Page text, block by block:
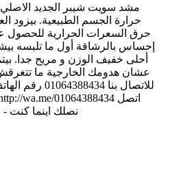
مشد سويت شيبر الجديد
حرارة الجسم الطبيعية.
حرق السعرات الحرارية للحصول
إحساس بالرشاقة أول ما تلبسه
أحلى خفيف الوزن و مريح جدا.
عشان هدومك الخارجية
نصلك اينما كنت